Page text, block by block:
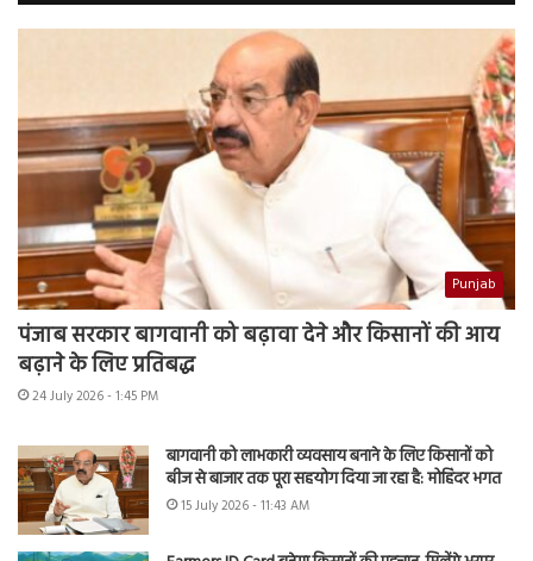
Punjab
पंजाब सरकार बागवानी को बढ़ावा देने और किसानों की आय
बढ़ाने के लिए प्रतिबद्ध
24 July 2026 - 1:45 PM
बागवानी को लाभकारी व्यवसाय बनाने के लिए किसानों को
बीज से बाजार तक पूरा सहयोग दिया जा रहा है: मोहिंदर भगत
15 July 2026 - 11:43 AM